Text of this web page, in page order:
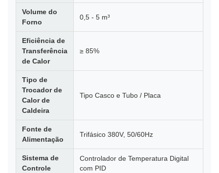
Volume do
Forno
0,5 - 5 m³
Eficiência de
Transferência
de Calor
≥ 85%
Tipo de
Trocador de
Calor de
Caldeira
Tipo Casco e Tubo / Placa
Fonte de
Alimentação
Trifásico 380V, 50/60Hz
Sistema de
Controle
Controlador de Temperatura Digital
com PID